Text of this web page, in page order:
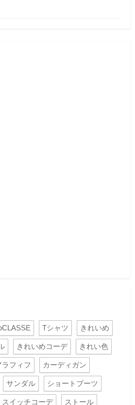
Tシャツ きれいめ
きれいめコーデ きれい色
ラフィフ カーディガン
サンダル ショートブーツ
スイッチコーデ ストール